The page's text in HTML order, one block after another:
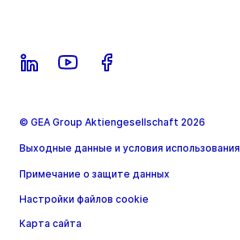
© GEA Group Aktiengesellschaft 2026
Выходные данные и условия использования
Примечание о защите данных
Настройки файлов cookie
Карта сайта